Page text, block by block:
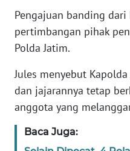
Pengajuan banding dari
pertimbangan pihak
Polda Jatim.
Jules menyebut
dan jajarannya tetap
anggota yang
Baca Juga:
DISCLAIMER
News
Regional
WN
SUMUT